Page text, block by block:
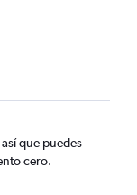
que puedes
cero.